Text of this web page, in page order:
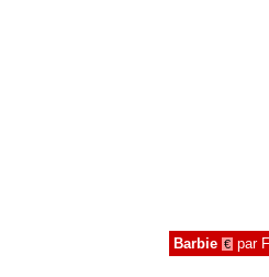
Barbie € par